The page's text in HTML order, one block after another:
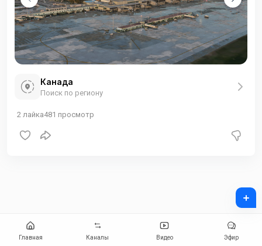
Канада
Поиск по региону
2 лайка481 просмотр
Главная Каналы Видео Эфир
+